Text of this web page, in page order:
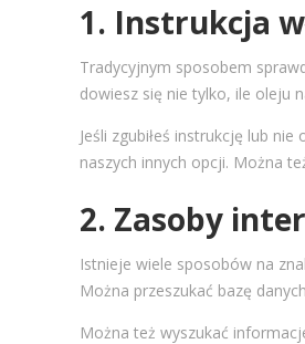
1. Instrukcja
Tradycyjnym sposobem
dowiesz się nie tylko, ile oleju
Jeśli zgubiłeś instrukcję lub
naszych innych opcji. Można
2. Zasoby
Istnieje wiele sposobów na
Można przeszukać bazę
Można też wyszukać